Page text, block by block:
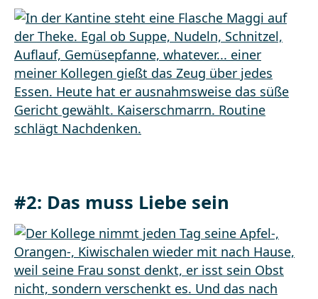
#2: Das muss Liebe sein